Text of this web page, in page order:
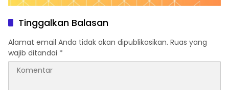
Tinggalkan Balasan
Alamat email Anda tidak akan dipublikasikan. Ruas yang
wajib ditandai *